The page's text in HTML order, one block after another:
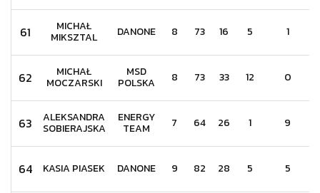
61 MICHAŁ
MIKSZTAL DANONE 8 73 16 5 1
62 MICHAŁ
MOCZARSKI
MSD
POLSKA 8 73 33 12 0
63 ALEKSANDRA
SOBIERAJSKA
ENERGY
TEAM 7 64 26 1 9
64 KASIA PIASEK DANONE 9 82 28 5 5